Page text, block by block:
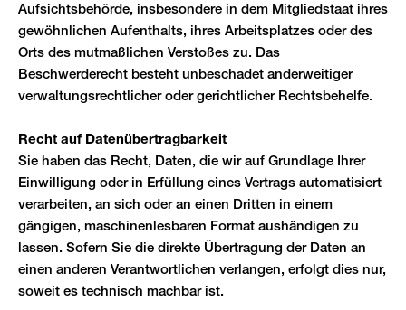
Aufsichtsbehörde, insbesondere in dem Mitgliedstaat ihres
gewöhnlichen Aufenthalts, ihres Arbeitsplatzes oder des
Orts des mutmaßlichen Verstoßes zu. Das
Beschwerderecht besteht unbeschadet anderweitiger
verwaltungsrechtlicher oder gerichtlicher Rechtsbehelfe.
Recht auf Daten­übertrag­barkeit
Sie haben das Recht, Daten, die wir auf Grundlage Ihrer
Einwilligung oder in Erfüllung eines Vertrags automatisiert
verarbeiten, an sich oder an einen Dritten in einem
gängigen, maschinenlesbaren Format aushändigen zu
lassen. Sofern Sie die direkte Übertragung der Daten an
einen anderen Verantwortlichen verlangen, erfolgt dies nur,
soweit es technisch machbar ist.